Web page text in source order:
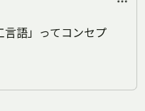
言語」ってコンセプ